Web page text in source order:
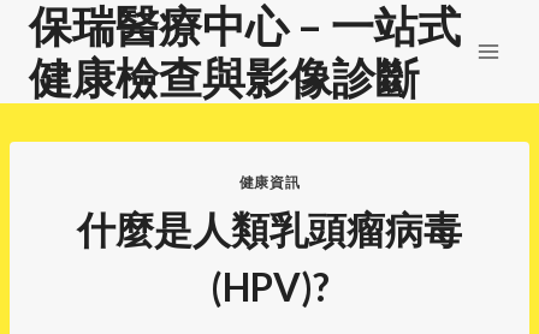
Skip
content
保瑞醫療中心 – 一站式
健康檢查與影像診斷
健康資訊
什麼是人類乳頭瘤病毒
(HPV)?